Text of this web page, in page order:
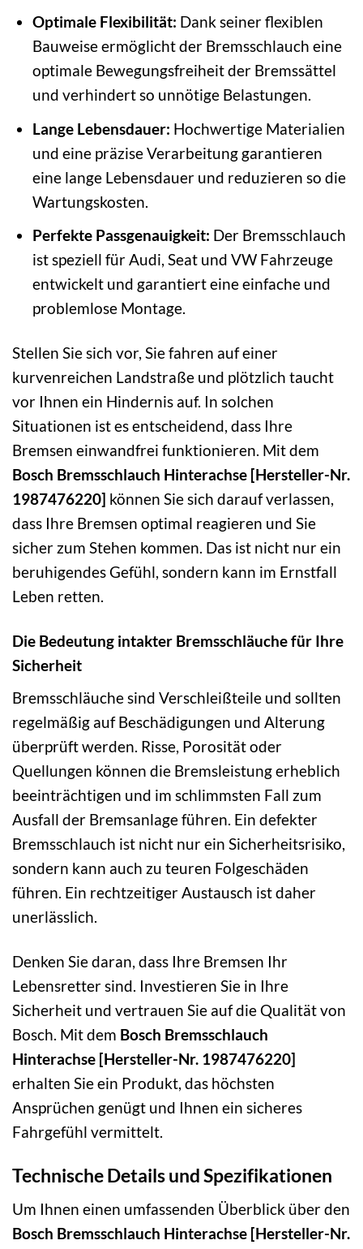
Optimale Flexibilität: Dank seiner flexiblen
Bauweise ermöglicht der Bremsschlauch eine
optimale Bewegungsfreiheit der Bremssättel
und verhindert so unnötige Belastungen.
Lange Lebensdauer: Hochwertige Materialien
und eine präzise Verarbeitung garantieren
eine lange Lebensdauer und reduzieren so die
Wartungskosten.
Perfekte Passgenauigkeit: Der Bremsschlauch
ist speziell für Audi, Seat und VW Fahrzeuge
entwickelt und garantiert eine einfache und
problemlose Montage.
Stellen Sie sich vor, Sie fahren auf einer
kurvenreichen Landstraße und plötzlich taucht
vor Ihnen ein Hindernis auf. In solchen
Situationen ist es entscheidend, dass Ihre
Bremsen einwandfrei funktionieren. Mit dem
Bosch Bremsschlauch Hinterachse [Hersteller-Nr.
1987476220] können Sie sich darauf verlassen,
dass Ihre Bremsen optimal reagieren und Sie
sicher zum Stehen kommen. Das ist nicht nur ein
beruhigendes Gefühl, sondern kann im Ernstfall
Leben retten.
Die Bedeutung intakter Bremsschläuche für Ihre
Sicherheit
Bremsschläuche sind Verschleißteile und sollten
regelmäßig auf Beschädigungen und Alterung
überprüft werden. Risse, Porosität oder
Quellungen können die Bremsleistung erheblich
beeinträchtigen und im schlimmsten Fall zum
Ausfall der Bremsanlage führen. Ein defekter
Bremsschlauch ist nicht nur ein Sicherheitsrisiko,
sondern kann auch zu teuren Folgeschäden
führen. Ein rechtzeitiger Austausch ist daher
unerlässlich.
Denken Sie daran, dass Ihre Bremsen Ihr
Lebensretter sind. Investieren Sie in Ihre
Sicherheit und vertrauen Sie auf die Qualität von
Bosch. Mit dem Bosch Bremsschlauch
Hinterachse [Hersteller-Nr. 1987476220]
erhalten Sie ein Produkt, das höchsten
Ansprüchen genügt und Ihnen ein sicheres
Fahrgefühl vermittelt.
Technische Details und Spezifikationen
Um Ihnen einen umfassenden Überblick über den
Bosch Bremsschlauch Hinterachse [Hersteller-Nr.